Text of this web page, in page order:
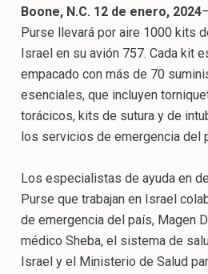
Boone, N.C. 12 de enero, 2024
Purse llevará por aire 1000 kits
Israel en su avión 757. Cada kit
empacado con más de 70
esenciales, que incluyen
torácicos, kits de sutura y de
los servicios de emergencia del
Los especialistas de ayuda en
Purse que trabajan en Israel
de emergencia del país, Magen
médico Sheba, el sistema de
Israel y el Ministerio de Salud